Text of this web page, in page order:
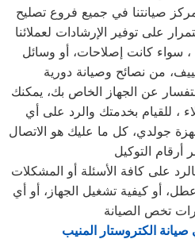
صيانتنا في جميع فروع تصليح
على توفير الإرشادات لعملائنا
سواء كانت إصلاحات، أو وسائل
عن الجهاز الخاص بك، يمكنك
، للقيام بخدمتك والرد على أي
جولدي، كل ما عليك هو الاتصال
على كافة الأسئلة أو المشكلات
أو كيفية تشغيل الجهاز، أو أي
تخص الصيانة
الكتروستار المنيب